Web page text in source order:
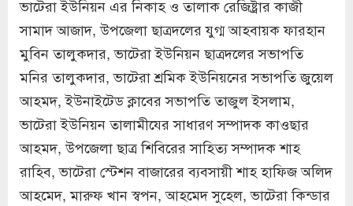
ভাটেরা ইউনিয়ন এর নিকাহ ও তালাক রেজিষ্ট্রার কাজী
সামাদ আজাদ, উপজেলা ছাত্রদলের যুগ্ম আহবায়ক ফারহান
মুবিন তালুকদার, ভাটেরা ইউনিয়ন ছাত্রদলের সভাপতি
মনির তালুকদার, ভাটেরা শ্রমিক ইউনিয়নের সভাপতি জুয়েল
আহমদ, ইউনাইটেড ক্লাবের সভাপতি তাজুল ইসলাম,
ভাটেরা ইউনিয়ন তালামীযের সাধারণ সম্পাদক কাওছার
আহমদ, উপজেলা ছাত্র শিবিরের সাহিত্য সম্পাদক শাহ
রাহিব, ভাটেরা স্টেশন বাজারের ব্যবসায়ী শাহ হাফিজ অলিদ
আহমেদ, মারুফ খান স্বপন, আহমেদ সুহেল, ভাটেরা কিন্ডার